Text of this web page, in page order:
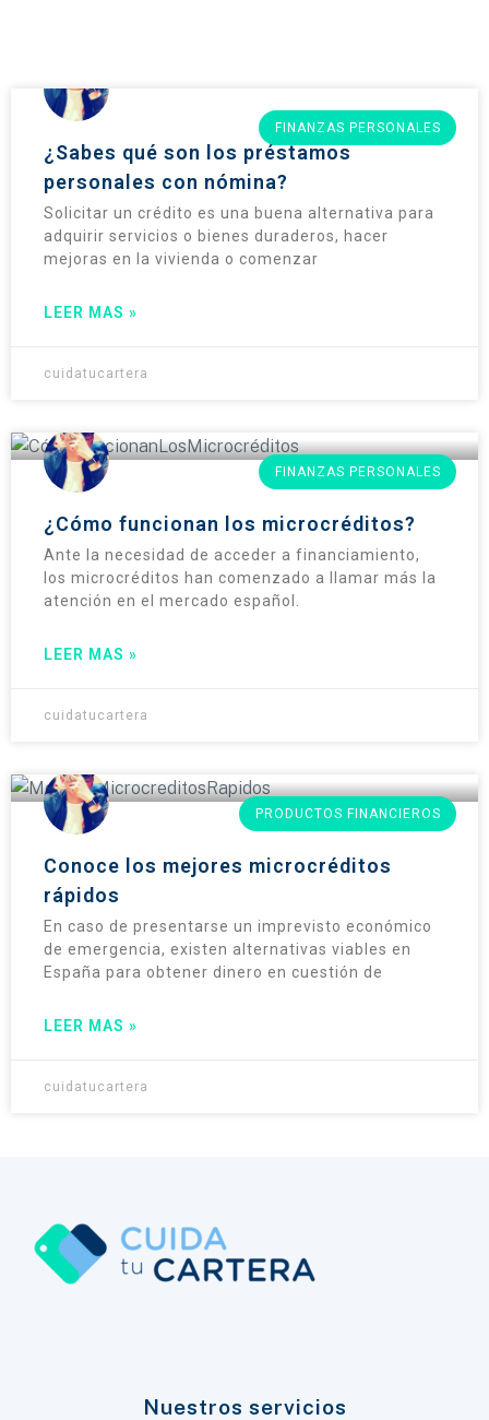
FINANZAS PERSONALES
¿Sabes qué son los préstamos
personales con nómina?
Solicitar un crédito es una buena alternativa para
adquirir servicios o bienes duraderos, hacer
mejoras en la vivienda o comenzar
LEER MAS »
cuidatucartera
FINANZAS PERSONALES
¿Cómo funcionan los microcréditos?
Ante la necesidad de acceder a financiamiento,
los microcréditos han comenzado a llamar más la
atención en el mercado español.
LEER MAS »
cuidatucartera
PRODUCTOS FINANCIEROS
Conoce los mejores microcréditos
rápidos
En caso de presentarse un imprevisto económico
de emergencia, existen alternativas viables en
España para obtener dinero en cuestión de
LEER MAS »
cuidatucartera
Nuestros servicios